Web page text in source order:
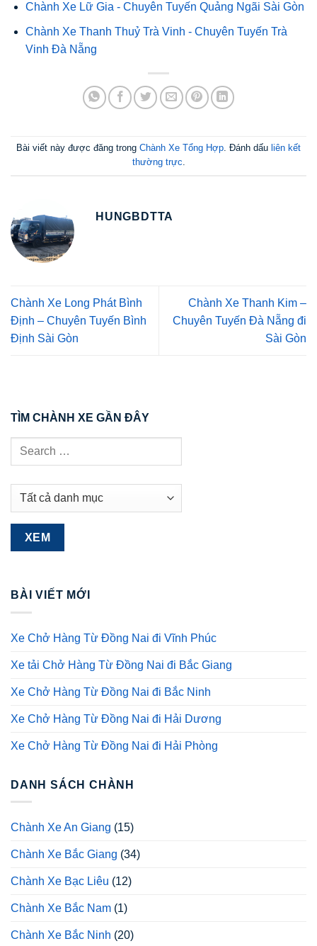
Chành Xe Lữ Gia - Chuyên Tuyến Quảng Ngãi Sài Gòn
Chành Xe Thanh Thuỷ Trà Vinh - Chuyên Tuyến Trà
Vinh Đà Nẵng
Bài viết này được đăng trong Chành Xe Tổng Hợp . Đánh dấu liên kết
thường trực
HUNGBDTTA
Chành Xe Long Phát Bình
Định – Chuyên Tuyến Bình
Định Sài Gòn
Chành Xe Thanh Kim –
Chuyên Tuyến Đà Nẵng đi
Sài Gòn
TÌM CHÀNH XE GẦN ĐÂY
BÀI VIẾT MỚI
Xe Chở Hàng Từ Đồng Nai đi Vĩnh Phúc
Xe tải Chở Hàng Từ Đồng Nai đi Bắc Giang
Xe Chở Hàng Từ Đồng Nai đi Bắc Ninh
Xe Chở Hàng Từ Đồng Nai đi Hải Dương
Xe Chở Hàng Từ Đồng Nai đi Hải Phòng
DANH SÁCH CHÀNH
Chành Xe An Giang (15)
Chành Xe Bắc Giang (34)
Chành Xe Bạc Liêu (12)
Chành Xe Bắc Nam (1)
Chành Xe Bắc Ninh (20)